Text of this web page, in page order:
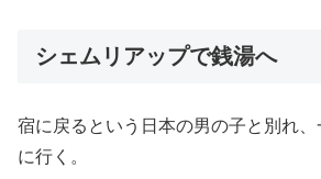
シェムリアップで銭湯へ
宿に戻るという日本の男の子と別れ、
に行く。